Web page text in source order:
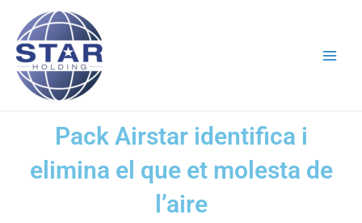
contingut
Pack Airstar identifica i
elimina el que et molesta de
l’aire